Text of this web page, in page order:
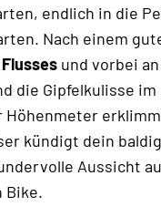
endlich in die
Nach einem
Flusses und vorbei
die Gipfelkulisse
kündigt dein
Aussicht
Bike.